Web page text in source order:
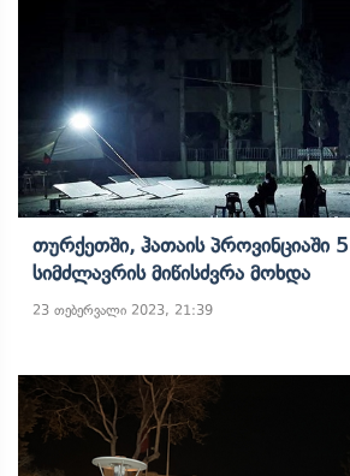
Თურქეთში, Ჰათაის Პროვინციაში
Სიმძლავრის Მიწისძვრა Მოხდა
23 თებერვალი 2023, 21:39